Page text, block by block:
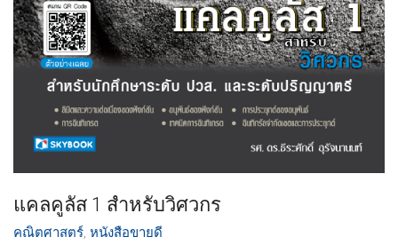
แคลคูลัส 1 สำหรับวิศวกร
คณิตศาสตร์, หนังสือขายดี